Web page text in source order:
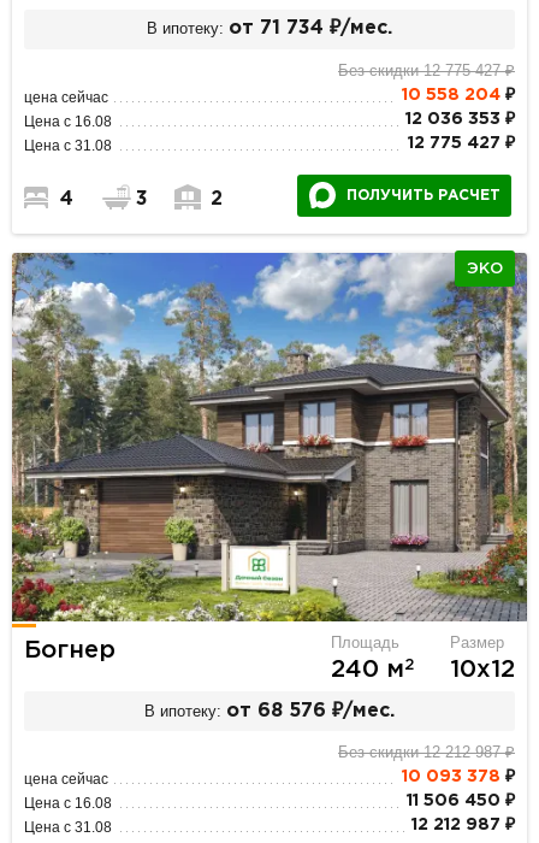
В ипотеку: от 71 734 ₽/мес.
Без скидки 12 775 427 ₽
цена сейчас 10 558 204₽
Цена с 16.08 12 036 353 ₽
Цена с 31.08 12 775 427 ₽
4 3 2 ПОЛУЧИТЬ РАСЧЕТ
ЭКО
Богнер Площадь
240 м2
Размер
10х12
В ипотеку: от 68 576 ₽/мес.
Без скидки 12 212 987 ₽
цена сейчас 10 093 378 ₽
Цена с 16.08 11 506 450 ₽
Цена с 31.08 12 212 987 ₽